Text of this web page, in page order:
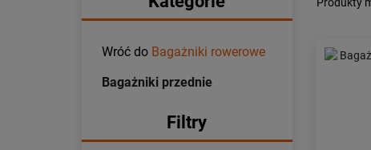
Wróć do Bagażniki rowerowe
Bagażniki przednie
Filtry